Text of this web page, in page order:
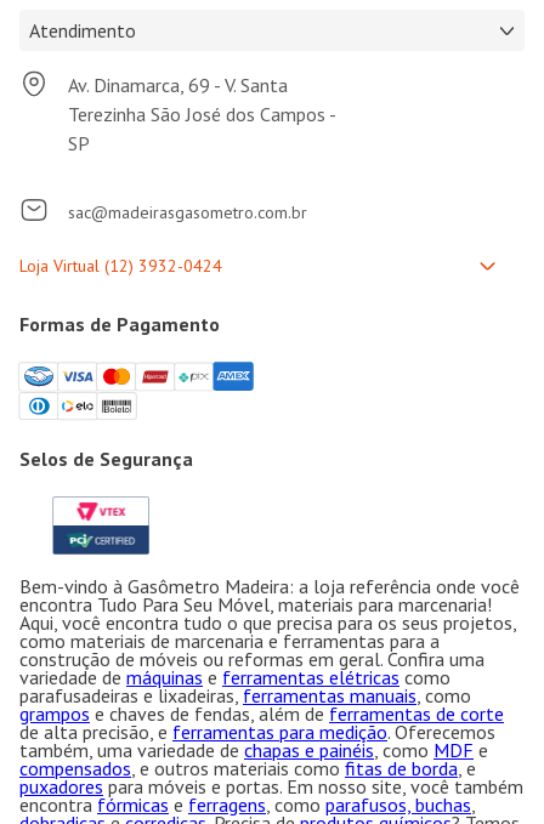
Atendimento
Av. Dinamarca, 69 - V. Santa
Terezinha São José dos Campos -
SP
sac@madeirasgasometro.com.br
Formas de Pagamento
Selos de Segurança
Bem-vindo à Gasômetro Madeira: a loja referência onde você
encontra Tudo Para Seu Móvel, materiais para marcenaria!
Aqui, você encontra tudo o que precisa para os seus projetos,
como materiais de marcenaria e ferramentas para a
construção de móveis ou reformas em geral. Confira uma
variedade de máquinas e ferramentas elétricas como
parafusadeiras e lixadeiras,ferramentas manuais , como
grampos e chaves de fendas, além deferramentas de corte
de alta precisão, e ferramentas para medição. Oferecemos
também, uma variedade dechapas e painéis, como MDF e
compensados , e outros materiais comofitas de borda, e
puxadorespara móveis e portas. Em nosso site, você também
encontrafórmicas e ferragens , como parafusos, buchas